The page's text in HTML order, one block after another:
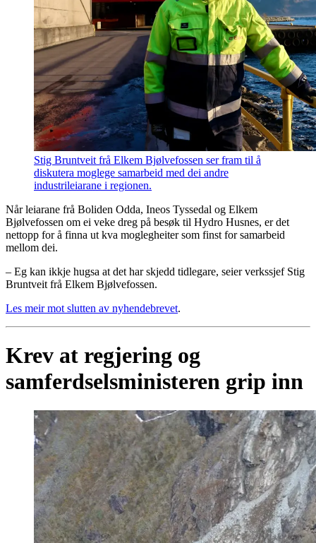
Stig Bruntveit frå Elkem Bjølvefossen ser fram til å
diskutera moglege samarbeid med dei andre
industrileiarane i regionen.
Når leiarane frå Boliden Odda, Ineos Tyssedal og Elkem
Bjølvefossen om ei veke dreg på besøk til Hydro Husnes, er det
nettopp for å finna ut kva moglegheiter som finst for samarbeid
mellom dei.
– Eg kan ikkje hugsa at det har skjedd tidlegare, seier verkssjef Stig
Bruntveit frå Elkem Bjølvefossen.
Les meir mot slutten av nyhendebrevet.
Krev at regjering og
samferdselsministeren grip inn